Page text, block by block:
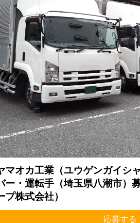
マオカ工業（ユウゲンガイシ
ー・運転手（埼玉県八潮市）
プ株式会社）
応募する